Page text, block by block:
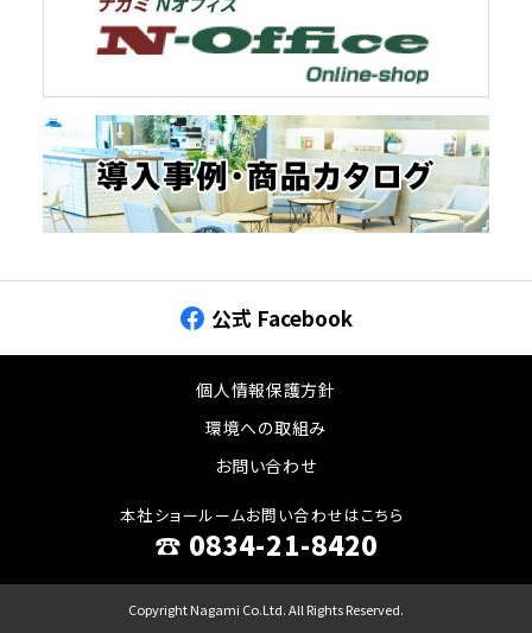
公式 Facebook
個人情報保護方針
環境への取組み
お問い合わせ
本社ショールームお問い合わせはこちら
☎︎ 0834-21-8420
Copyright Nagami Co.Ltd. All Rights Reserved.